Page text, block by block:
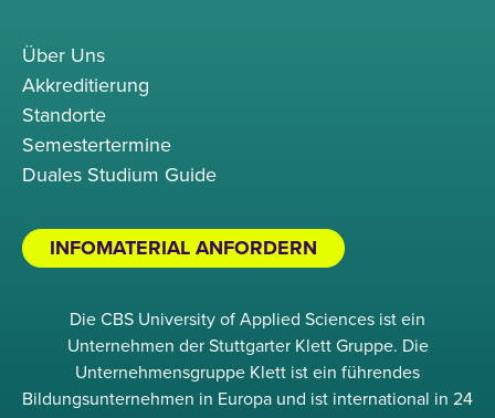
Über Uns
Akkreditierung
Standorte
Semestertermine
Duales Studium Guide
INFOMATERIAL ANFORDERN
Die CBS University of Applied Sciences ist ein
Unternehmen der Stuttgarter Klett Gruppe. Die
Unternehmensgruppe Klett ist ein führendes
Bildungsunternehmen in Europa und ist international in 24